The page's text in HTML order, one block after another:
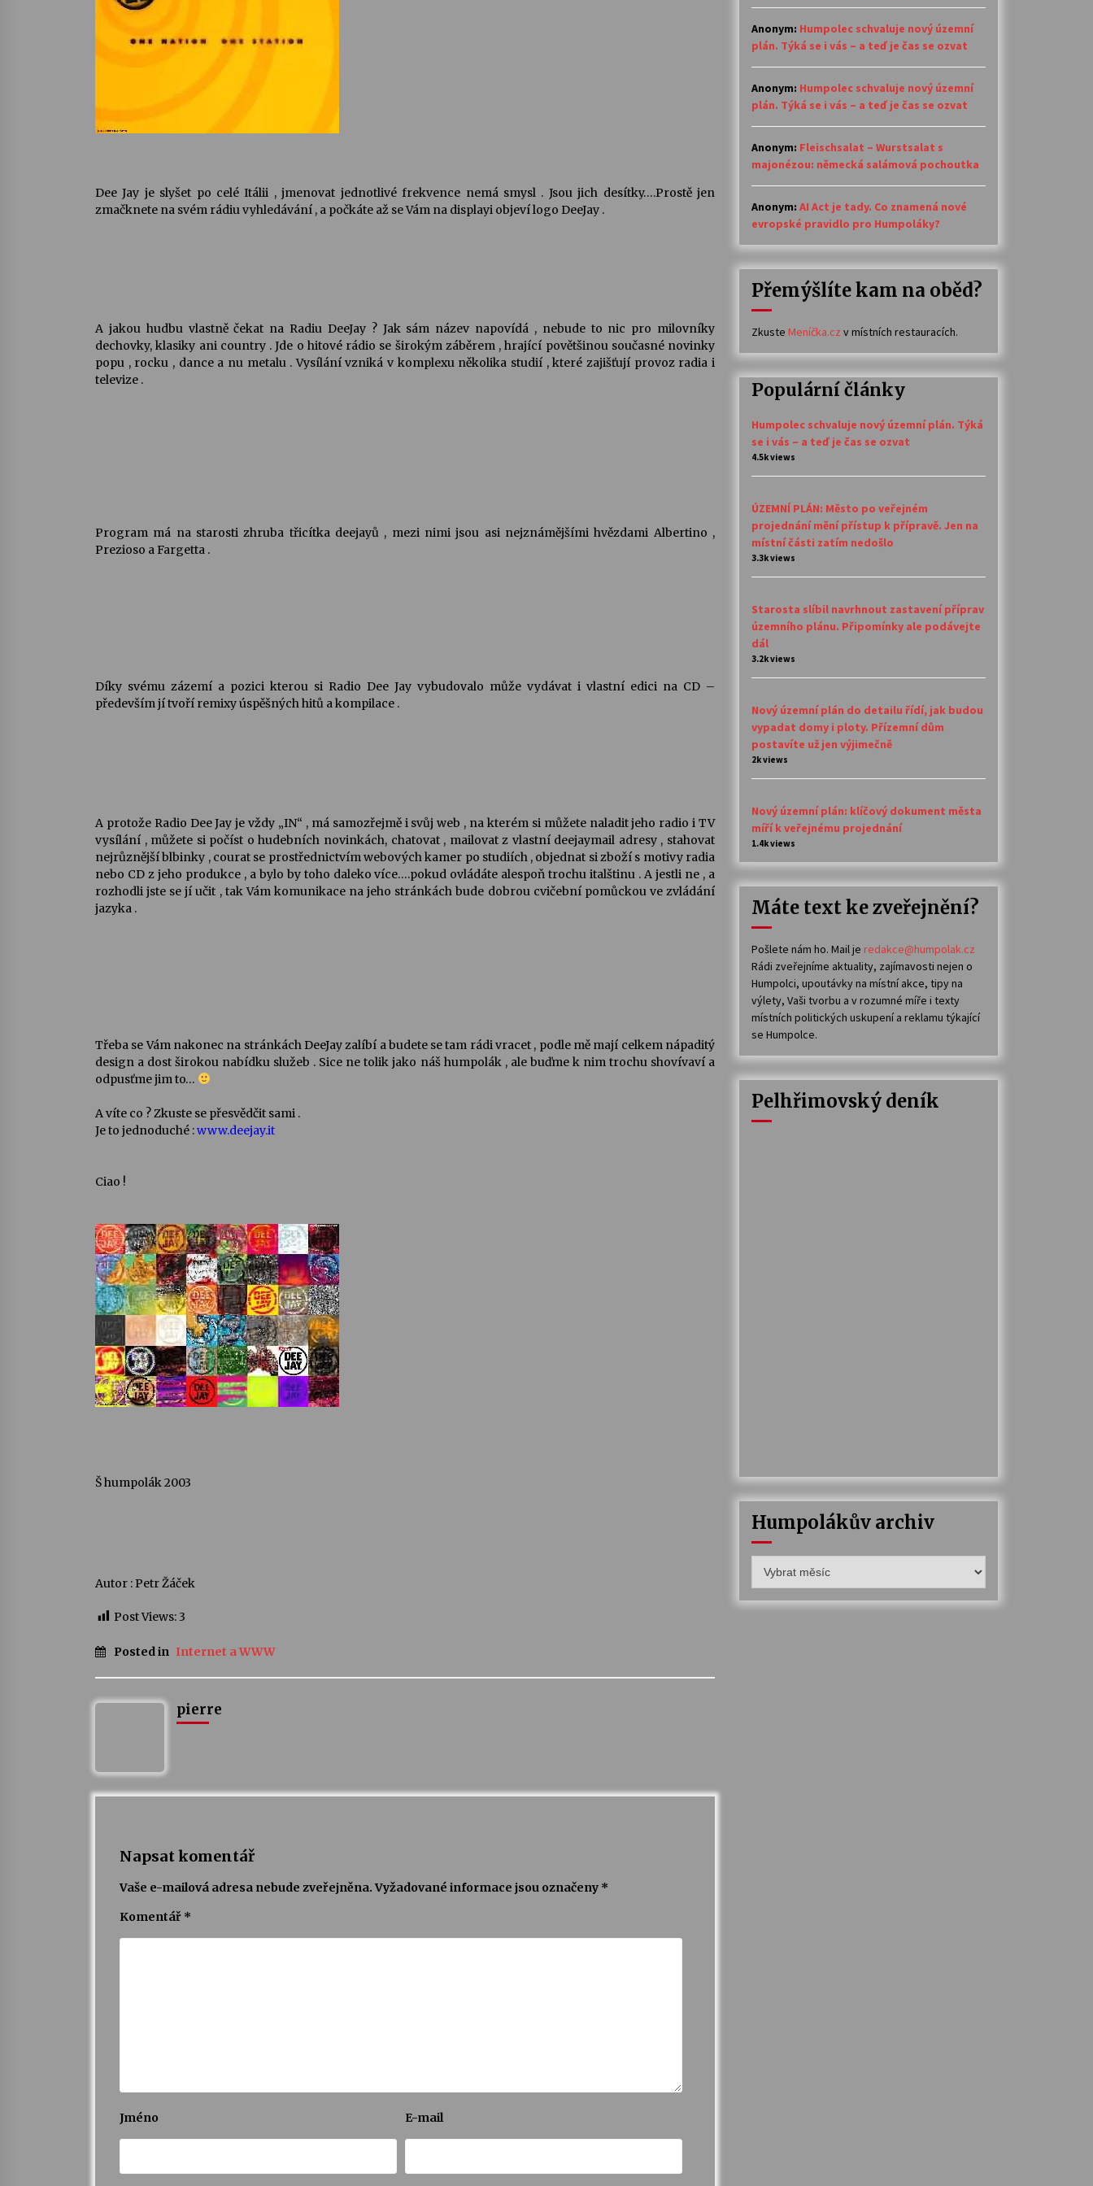
Dee Jay je slyšet po celé Itálii , jmenovat jednotlivé frekvence nemá smysl . Jsou jich desítky….Prostě jen
zmačknete na svém rádiu vyhledávání , a počkáte až se Vám na displayi objeví logo DeeJay .
A jakou hudbu vlastně čekat na Radiu DeeJay ? Jak sám název napovídá , nebude to nic pro milovníky
dechovky, klasiky ani country . Jde o hitové rádio se širokým záběrem , hrající povětšinou současné novinky
popu , rocku , dance a nu metalu . Vysílání vzniká v komplexu několika studií , které zajišťují provoz radia i
televize .
Program má na starosti zhruba třicítka deejayů , mezi nimi jsou asi nejznámějšími hvězdami Albertino ,
Prezioso a Fargetta .
Díky svému zázemí a pozici kterou si Radio Dee Jay vybudovalo může vydávat i vlastní edici na CD –
především jí tvoří remixy úspěšných hitů a kompilace .
A protože Radio Dee Jay je vždy „IN“ , má samozřejmě i svůj web , na kterém si můžete naladit jeho radio i TV
vysílání , můžete si počíst o hudebních novinkách, chatovat , mailovat z vlastní deejaymail adresy , stahovat
nejrůznější blbinky , courat se prostřednictvím webových kamer po studiích , objednat si zboží s motivy radia
nebo CD z jeho produkce , a bylo by toho daleko více….pokud ovládáte alespoň trochu italštinu . A jestli ne , a
rozhodli jste se jí učit , tak Vám komunikace na jeho stránkách bude dobrou cvičební pomůckou ve zvládání
jazyka .
Třeba se Vám nakonec na stránkách DeeJay zalíbí a budete se tam rádi vracet , podle mě mají celkem nápaditý
design a dost širokou nabídku služeb . Sice ne tolik jako náš humpolák , ale buďme k nim trochu shovívaví a
odpusťme jim to…
A víte co ? Zkuste se přesvědčit sami .
Je to jednoduché :www.deejay.it
Ciao !
Š humpolák 2003
Autor : Petr Žáček
Post Views:3
Posted in Internet a WWW
pierre
Napsat komentář
Vaše e-mailová adresa nebude zveřejněna. Vyžadované informace jsou označeny *
Komentář *
Jméno E-mail
Anonym: Humpolec schvaluje nový územní
plán. Týká se i vás – a teď je čas se ozvat
Anonym: Humpolec schvaluje nový územní
plán. Týká se i vás – a teď je čas se ozvat
Anonym: Fleischsalat – Wurstsalat s
majonézou: německá salámová pochoutka
Anonym: AI Act je tady. Co znamená nové
evropské pravidlo pro Humpoláky?
Přemýšlíte kam na oběd?
Zkuste Meníčka.cz v místních restauracích.
Populární články
Humpolec schvaluje nový územní plán. Týká
se i vás – a teď je čas se ozvat
4.5k views
ÚZEMNÍ PLÁN: Město po veřejném
projednání mění přístup k přípravě. Jen na
místní části zatím nedošlo
3.3k views
Starosta slíbil navrhnout zastavení příprav
územního plánu. Připomínky ale podávejte
dál
3.2k views
Nový územní plán do detailu řídí, jak budou
vypadat domy i ploty. Přízemní dům
postavíte už jen výjimečně
2k views
Nový územní plán: klíčový dokument města
míří k veřejnému projednání
1.4k views
Máte text ke zveřejnění?
Pošlete nám ho. Mail je redakce@humpolak.cz
Rádi zveřejníme aktuality, zajímavosti nejen o
Humpolci, upoutávky na místní akce, tipy na
výlety, Vaši tvorbu a v rozumné míře i texty
místních politických uskupení a reklamu týkající
se Humpolce.
Pelhřimovský deník
Humpolákův archiv
archiv